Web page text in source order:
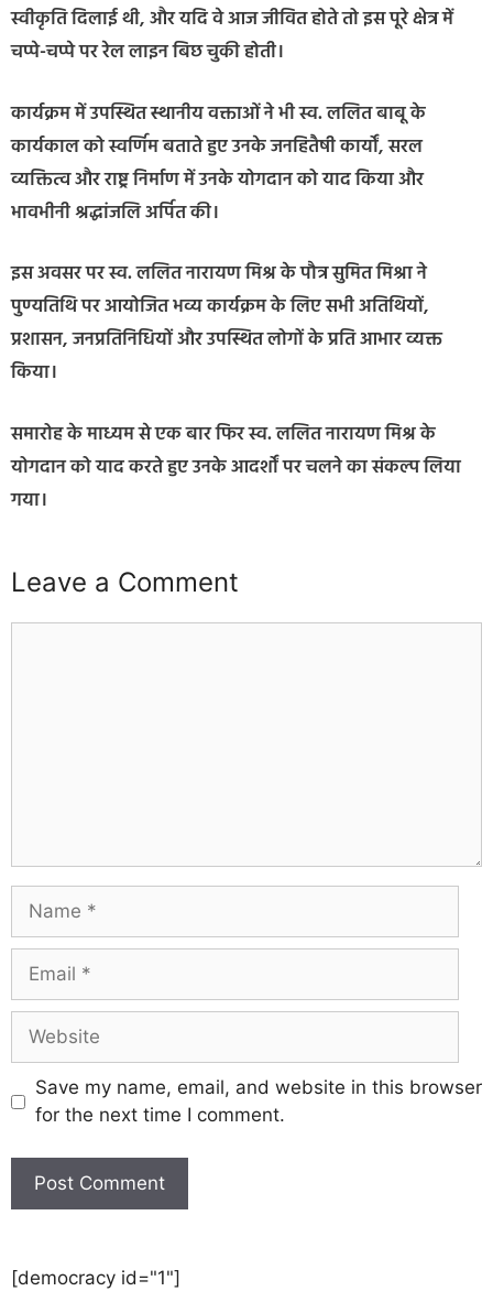
स्वीकृति दिलाई थी, और यदि वे आज जीवित होते तो इस पूरे क्षेत्र में
चप्पे-चप्पे पर रेल लाइन बिछ चुकी होती।
कार्यक्रम में उपस्थित स्थानीय वक्ताओं ने भी स्व. ललित बाबू के
कार्यकाल को स्वर्णिम बताते हुए उनके जनहितैषी कार्यों, सरल
व्यक्तित्व और राष्ट्र निर्माण में उनके योगदान को याद किया और
भावभीनी श्रद्धांजलि अर्पित की।
इस अवसर पर स्व. ललित नारायण मिश्र के पौत्र सुमित मिश्रा ने
पुण्यतिथि पर आयोजित भव्य कार्यक्रम के लिए सभी अतिथियों,
प्रशासन, जनप्रतिनिधियों और उपस्थित लोगों के प्रति आभार व्यक्त
किया।
समारोह के माध्यम से एक बार फिर स्व. ललित नारायण मिश्र के
योगदान को याद करते हुए उनके आदर्शों पर चलने का संकल्प लिया
गया।
Leave a Comment
Save my name, email, and website in this browser
for the next time I comment.
[democracy id="1"]